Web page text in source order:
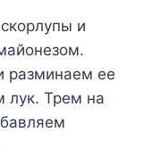
и
разминаем ее
лук. Трем на